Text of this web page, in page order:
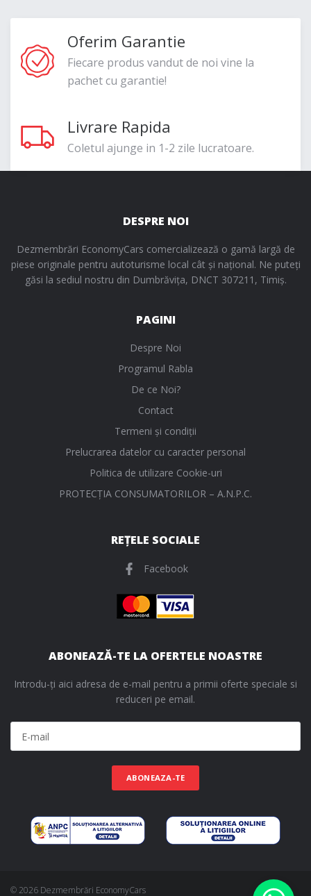
Oferim Garantie
Fiecare produs vandut de noi vine la
pachet cu garantie!
Livrare Rapida
Coletul ajunge in 1-2 zile lucratoare.
DESPRE NOI
Dezmembrări EconomyCars comercializează o gamă largă de
piese originale pentru autoturisme local cât și național. Ne puteți
găsi la sediul nostru din Dumbrăvița, DNCT 307211, Timiș.
PAGINI
Despre Noi
Programul Rabla
De ce Noi?
Contact
Termeni și condiții
Prelucrarea datelor cu caracter personal
Politica de utilizare Cookie-uri
PROTECŢIA CONSUMATORILOR – A.N.P.C.
REȚELE SOCIALE
Facebook
ABONEAZĂ-TE LA OFERTELE NOASTRE
Introdu-ți aici adresa de e-mail pentru a primii oferte speciale si
reduceri pe email.
ABONEAZA-TE
© 2026 Dezmembrări EconomyCars